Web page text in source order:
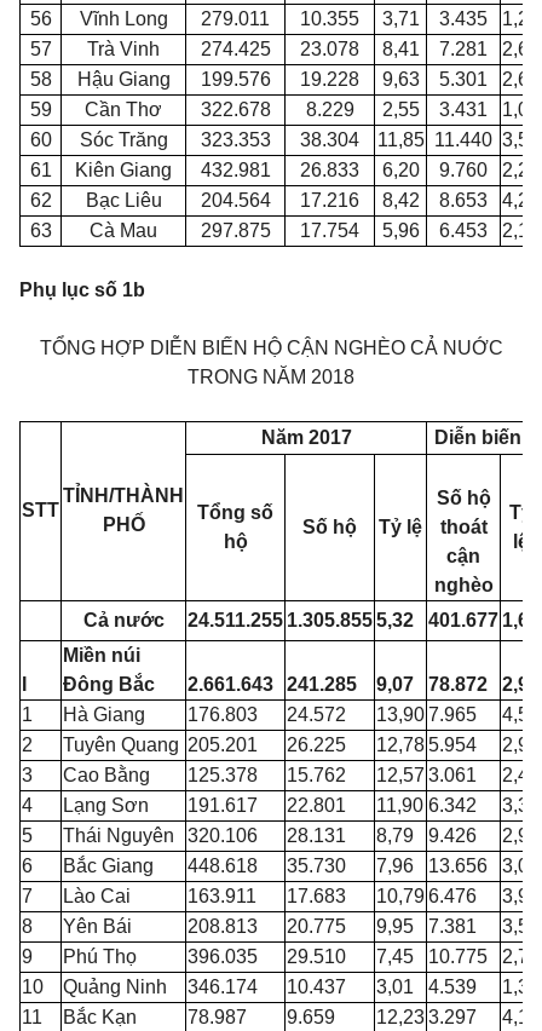
56
Vĩnh Long 279.011 10.355 3,71 3.435
1,23
57
Trà Vinh 274.425 23.078 8,41 7.281
2,65
58
Hậu Giang 199.576 19.228 9,63 5.301
2,66
59
Cần Thơ 322.678 8.229 2,55 3.431
1,06
60
Sóc Trăng 323.353 38.304 11,85 11.440 3,54
61
Kiên Giang 432.981 26.833 6,20 9.760
2,25
62
Bạc Liêu 204.564 17.216 8,42 8.653
4,23
63
Cà Mau 297.875 17.754 5,96 6.453 2,17
Phụ lục số 1b
TỔNG HỢP DIỄN BIẾN HỘ CẬN NGHÈO CẢ NUỚC
TRONG NĂM 2018
STT
TỈNH/THÀNH
PHỐ
Năm 2017 Diễn biến
Tổng số
hộ
Số hộ Tỷ lệ
Số hộ
thoát
cận
nghèo
Tỷ
lệ
Cả nước 24.511.255 1.305.8555,32 401.677 1,64
Miền núi
Đông Bắc
2.661.643 241.285 9,07 78.872
2,96
1
Hà Giang 176.803 24.572 13,907.965
4,51
2
Tuyên Quang 205.201 26.225 12,785.954
2,90
3
Cao Bằng 125.378 15.762 12,57 3.061
2,44
4
Lạng Sơn 191.617 22.801 11,90 6.342
3,31
5
Thái Nguyên 320.106 28.131 8,79 9.426
2,94
6
Bắc Giang 448.618 35.730 7,96 13.656
3,04
7
Lào Cai 163.911 17.683 10,796.476
3,95
8
Yên Bái 208.813 20.775 9,95 7.381
3,53
9
Phú Thọ 396.035 29.510 7,45 10.775
2,72
10
Quảng Ninh 346.174 10.437 3,01 4.539
1,31
11
Bắc Kạn 78.987 9.659 12,233.297 4,17